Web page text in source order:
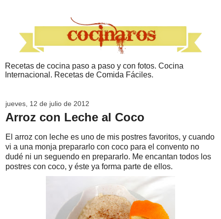
Recetas de cocina paso a paso y con fotos. Cocina
Internacional. Recetas de Comida Fáciles.
jueves, 12 de julio de 2012
Arroz con Leche al Coco
El arroz con leche es uno de mis postres favoritos, y cuando
vi a una monja prepararlo con coco para el convento no
dudé ni un seguendo en prepararlo. Me encantan todos los
postres con coco, y éste ya forma parte de ellos.